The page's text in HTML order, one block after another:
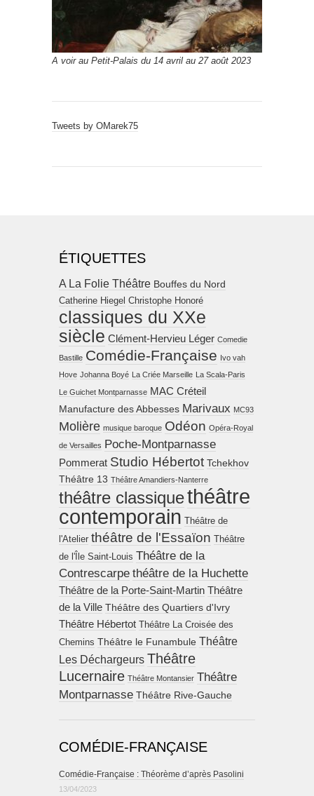
A voir au Petit-Palais du 14 avril au 27 août 2023
Tweets by OMarek75
ÉTIQUETTES
A La Folie Théâtre Bouffes du Nord
Catherine Hiegel Christophe Honoré
classiques du XXe
siècle Clément-Hervieu Léger Comedie
Bastille Comédie-Française Ivo vah
Hove Johanna Boyé La Criée Marseille La Scala-Paris
Le Guichet Montparnasse MAC Créteil
Manufacture des Abbesses Marivaux MC93
Molière musique baroque Odéon Opéra-Royal
de Versailles Poche-Montparnasse
Pommerat Studio Hébertot Tchekhov
Théâtre 13 Théâtre Amandiers-Nanterre
théâtre classiquethéâtre
contemporain
Théâtre de
l'Atelier théâtre de l'Essaïon
Théâtre
de l'Île Saint-Louis Théâtre de la
Contrescarpe théâtre de la Huchette
Théâtre de la Porte-Saint-Martin Théâtre
de la Ville Théâtre des Quartiers d'Ivry
Théâtre Hébertot
Théâtre La Croisée des
Chemins Théâtre le Funambule Théâtre
Les Déchargeurs Théâtre
Lucernaire Théâtre Montansier Théâtre
Montparnasse Théâtre Rive-Gauche
COMÉDIE-FRANÇAISE
Comédie-Française : Théorème d’après Pasolini
13/04/2023